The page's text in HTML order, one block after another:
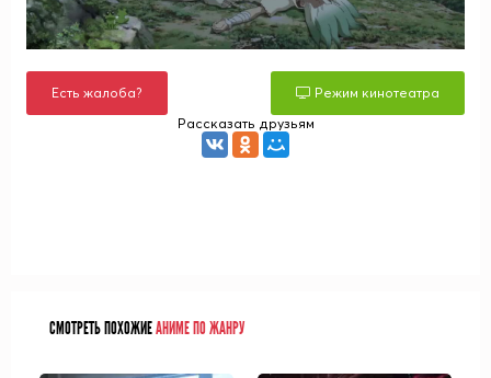
Есть жалоба?
Режим кинотеатра
Рассказать друзьям
СМОТРЕТЬ ПОХОЖИЕАНИМЕ ПО ЖАНРУ